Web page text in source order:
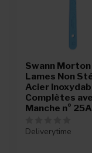
Swann Morton
Lames Non
Acier
Complètes
Manche n° 25A
Deliverytime